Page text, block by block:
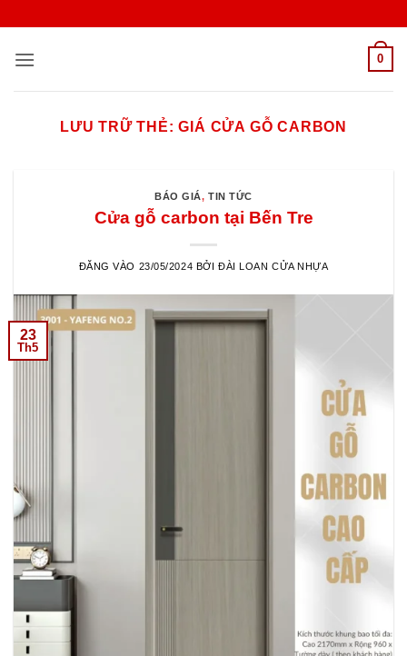
nội
0
LƯU TRỮ THẺ:GIÁ CỬA GỖ CARBON
BÁO GIÁ,TIN TỨC
Cửa gỗ carbon tại Bến Tre
ĐĂNG VÀO 23/05/2024 BỞI ĐÀI LOAN CỬA NHỰA
23
Th5